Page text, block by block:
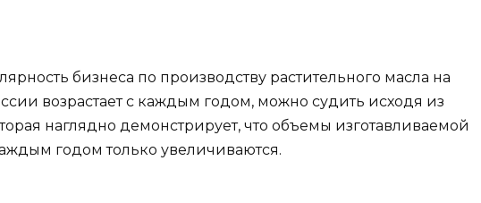
бизнеса по производству растительного масла на
возрастает с каждым годом, можно судить исходя из
наглядно демонстрирует, что объемы изготавливаемой
годом только увеличиваются.